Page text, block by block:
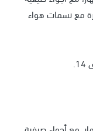
مع نسمات هواء